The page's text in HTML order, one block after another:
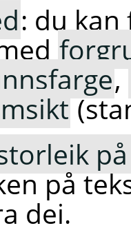
: du
,
på
dei.